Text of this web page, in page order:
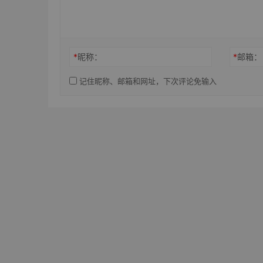
*昵称： *邮箱：
记住昵称、邮箱和网址，下次评论免输入